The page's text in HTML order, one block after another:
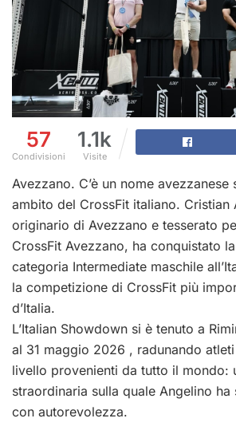
57
Condivisioni
1.1k
Visite
Avezzano. C’è un nome
ambito del CrossFit italiano. Cristian
originario di Avezzano e tesserato
CrossFit Avezzano, ha conquistato
categoria Intermediate maschile
la competizione di CrossFit più
d’Italia.
L’Italian Showdown si è tenuto a
al 31 maggio 2026 , radunando
livello provenienti da tutto il mondo:
straordinaria sulla quale Angelino
con autorevolezza.